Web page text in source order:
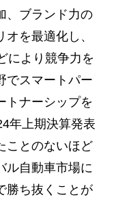
、ブランド力の
を最適化し、
により競争力を
でスマートパー
トナーシップを
年上期決算発表
ことのないほど
ル自動車市場に
勝ち抜くことが